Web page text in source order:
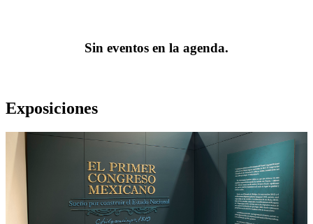
Sin eventos en la agenda.
Exposiciones